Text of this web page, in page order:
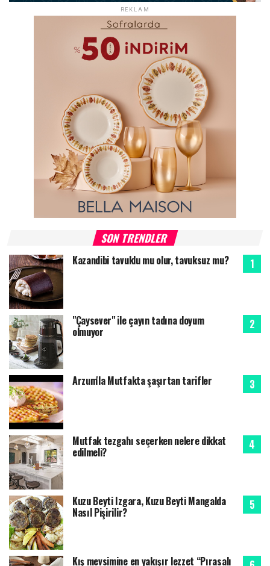
REKLAM
SON TRENDLER
Kazandibi tavuklu mu olur, tavuksuz mu?
"Çaysever" ile çayın tadına doyum
olmuyor
Arzum'la Mutfakta şaşırtan tarifler
Mutfak tezgahı seçerken nelere dikkat
edilmeli?
Kuzu Beyti Izgara, Kuzu Beyti Mangalda
Nasıl Pişirilir?
Kış mevsimine en yakışır lezzet “Pırasalı